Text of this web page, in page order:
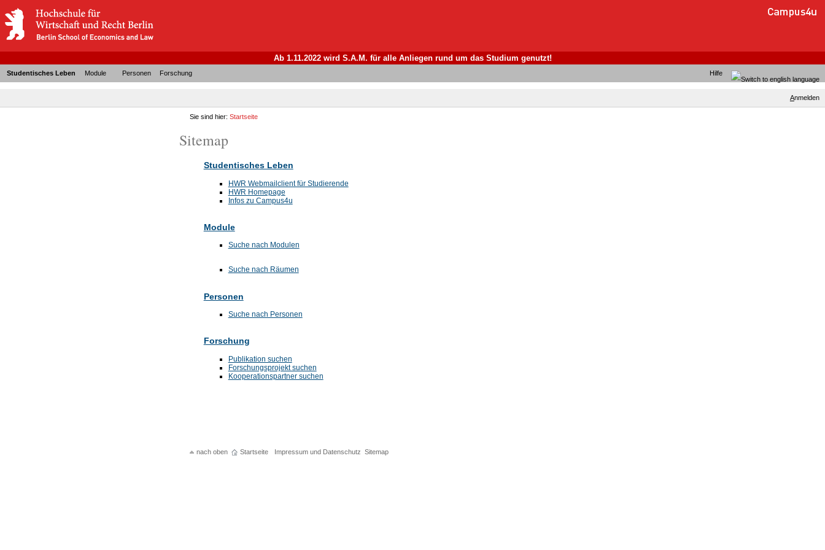
Ab 1.11.2022 wird S.A.M. für alle Anliegen rund um das Studium genutzt!
Studentisches Leben Module Personen Forschung Hilfe
Anmelden
Sie sind hier:Startseite
Sitemap
Studentisches Leben
HWR Webmailclient für Studierende
HWR Homepage
Infos zu Campus4u
Module
Suche nach Modulen
Suche nach Räumen
Personen
Suche nach Personen
Forschung
Publikation suchen
Forschungsprojekt suchen
Kooperationspartner suchen
nach oben Startseite Impressum und Datenschutz Sitemap